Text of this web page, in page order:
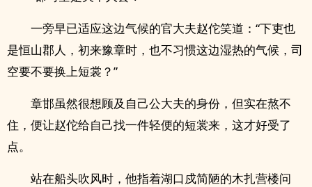
一旁早已适应这边气候的官大夫赵佗笑道：“下吏也
是恒山郡人，初来豫章时，也不习惯这边湿热的气候，司
空要不要换上短裳？”
章邯虽然很想顾及自己公大夫的身份，但实在熬不
住，便让赵佗给自己找一件轻便的短裳来，这才好受了
点。
站在船头吹风时，他指着湖口戍简陋的木扎营楼问